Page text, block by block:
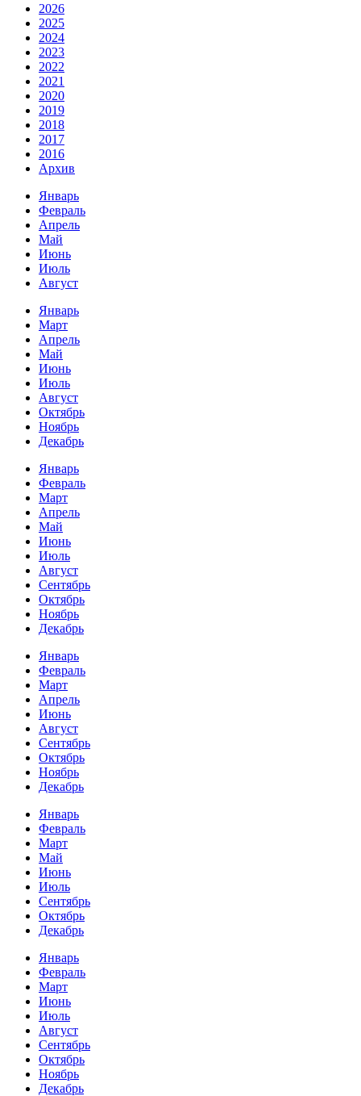
2026
2025
2024
2023
2022
2021
2020
2019
2018
2017
2016
Архив
Январь
Февраль
Апрель
Май
Июнь
Июль
Август
Январь
Март
Апрель
Май
Июнь
Июль
Август
Октябрь
Ноябрь
Декабрь
Январь
Февраль
Март
Апрель
Май
Июнь
Июль
Август
Сентябрь
Октябрь
Ноябрь
Декабрь
Январь
Февраль
Март
Апрель
Июнь
Август
Сентябрь
Октябрь
Ноябрь
Декабрь
Январь
Февраль
Март
Май
Июнь
Июль
Сентябрь
Октябрь
Декабрь
Январь
Февраль
Март
Июнь
Июль
Август
Сентябрь
Октябрь
Ноябрь
Декабрь